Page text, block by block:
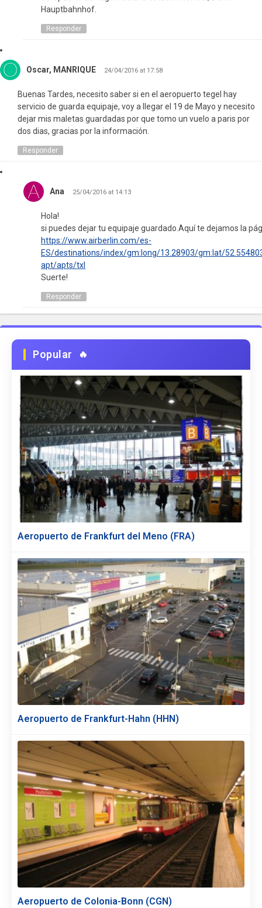
Hauptbahnhof.
Responder
Oscar, MANRIQUE 24/04/2016 at 17:58
Buenas Tardes, necesito saber si en el aeropuerto tegel hay
servicio de guarda equipaje, voy a llegar el 19 de Mayo y necesito
dejar mis maletas guardadas por que tomo un vuelo a paris por
dos dias, gracias por la información.
Responder
Ana 25/04/2016 at 14:13
Hola!
si puedes dejar tu equipaje guardado.Aquí te dejamos la
https://www.airberlin.com/es-
ES/destinations/index/gm:long/13.28903/gm:lat/
apt/apts/txl
Suerte!
Responder
Popular
Aeropuerto de Frankfurt del Meno (FRA)
Aeropuerto de Frankfurt-Hahn (HHN)
Aeropuerto de Colonia-Bonn (CGN)